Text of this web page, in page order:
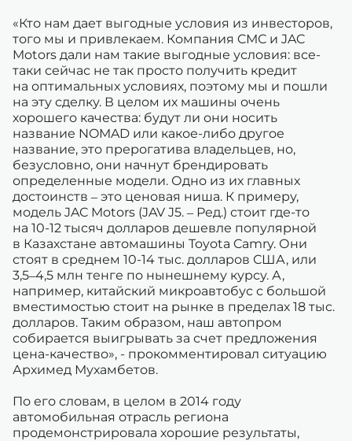
«Кто нам дает выгодные условия из инвесторов,
того мы и привлекаем. Компания CМС и JAC
Motors дали нам такие выгодные условия: все-
таки сейчас не так просто получить кредит
на оптимальных условиях, поэтому мы и пошли
на эту сделку. В целом их машины очень
хорошего качества: будут ли они носить
название NOMAD или какое-либо другое
название, это прерогатива владельцев, но,
безусловно, они начнут брендировать
определенные модели. Одно из их главных
достоинств – это ценовая ниша. К примеру,
модель JAC Motors (JAV J5. – Ред.) стоит где-то
на 10-12 тысяч долларов дешевле популярной
в Казахстане автомашины Toyota Camry. Они
стоят в среднем 10-14 тыс. долларов США, или
3,5–4,5 млн тенге по нынешнему курсу. А,
например, китайский микроавтобус с большой
вместимостью стоит на рынке в пределах 18 тыс.
долларов. Таким образом, наш автопром
собирается выигрывать за счет предложения
цена-качество», - прокомментировал ситуацию
Архимед Мухамбетов.
По его словам, в целом в 2014 году
автомобильная отрасль региона
продемонстрировала хорошие результаты,